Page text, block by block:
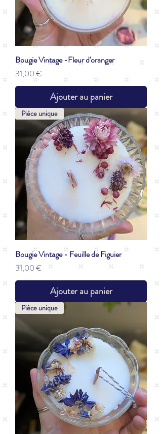
Bougie Vintage -Fleur d'oranger
Prix
31,00 €
Ajouter au panier
Pièce unique
Bougie Vintage - Feuille de Figuier
Prix
31,00 €
Ajouter au panier
Pièce unique